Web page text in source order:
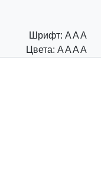
Шрифт: AAA
Цвета: AAAA